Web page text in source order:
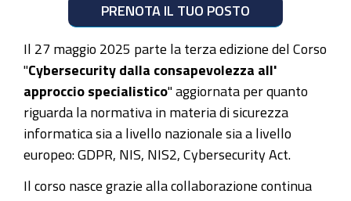
PRENOTA IL TUO POSTO
Il 27 maggio 2025 parte la terza edizione del Corso
"Cybersecurity dalla consapevolezza all'
approccio specialistico" aggiornata per quanto
riguarda la normativa in materia di sicurezza
informatica sia a livello nazionale sia a livello
europeo: GDPR, NIS, NIS2, Cybersecurity Act.
Il corso nasce grazie alla collaborazione continua